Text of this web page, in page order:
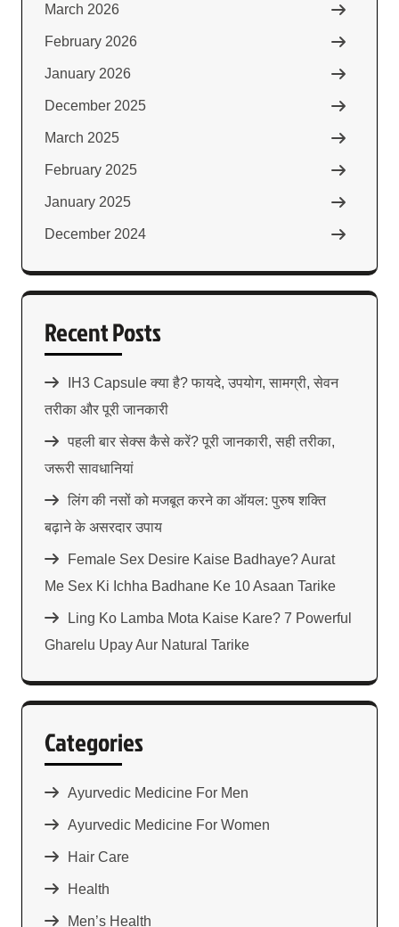
March 2026
February 2026
January 2026
December 2025
March 2025
February 2025
January 2025
December 2024
Recent Posts
IH3 Capsule क्या है? फायदे, उपयोग, सामग्री, सेवन
तरीका और पूरी जानकारी
पहली बार सेक्स कैसे करें? पूरी जानकारी, सही तरीका,
जरूरी सावधानियां
लिंग की नसों को मजबूत करने का ऑयल: पुरुष शक्ति
बढ़ाने के असरदार उपाय
Female Sex Desire Kaise Badhaye? Aurat
Me Sex Ki Ichha Badhane Ke 10 Asaan Tarike
Ling Ko Lamba Mota Kaise Kare? 7 Powerful
Gharelu Upay Aur Natural Tarike
Categories
Ayurvedic Medicine For Men
Ayurvedic Medicine For Women
Hair Care
Health
Men’s Health